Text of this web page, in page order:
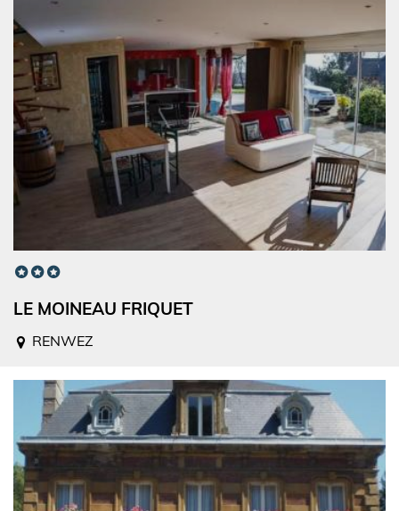
LE MOINEAU FRIQUET
RENWEZ